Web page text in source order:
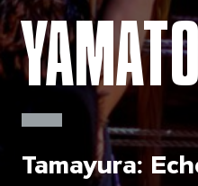
Tamayura: